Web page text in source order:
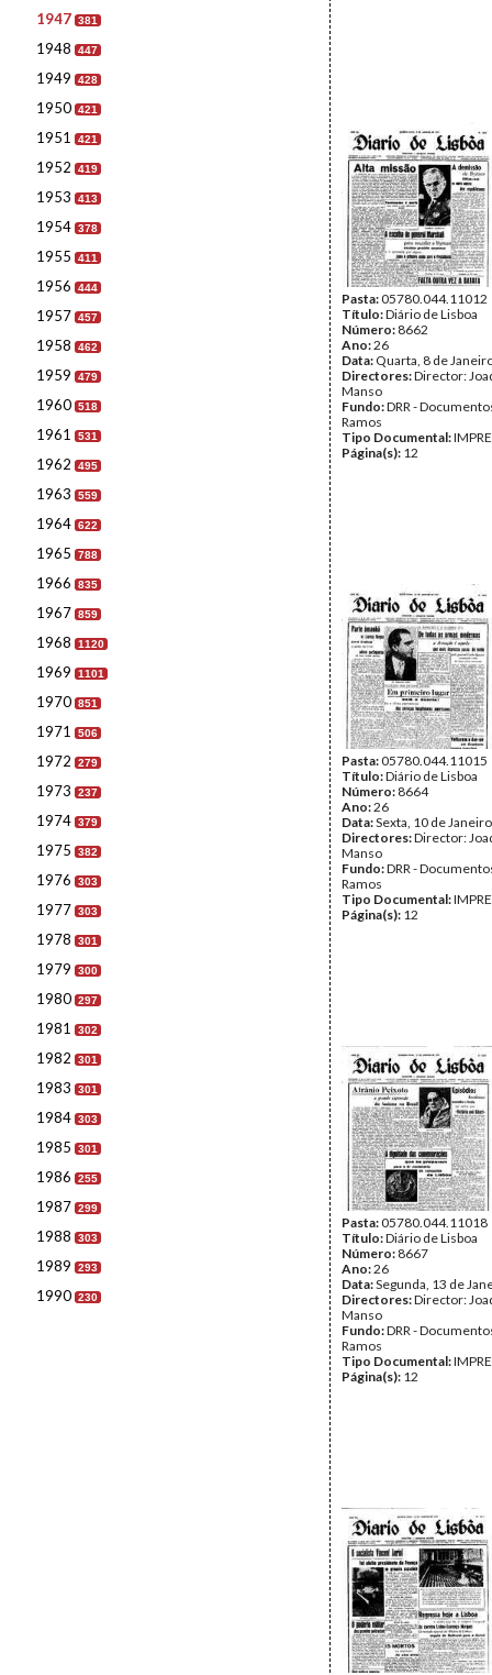
1947 381
1948 447
1949 428
1950 421
1951 421
1952 419
1953 413
1954 378
1955 411
1956 444
1957 457
1958 462
1959 479
1960 518
1961 531
1962 495
1963 559
1964 622
1965 788
1966 835
1967 859
1968 1120
1969 1101
1970 851
1971 506
1972 279
1973 237
1974 379
1975 382
1976 303
1977 303
1978 301
1979 300
1980 297
1981 302
1982 301
1983 301
1984 303
1985 301
1986 255
1987 299
1988 303
1989 293
1990 230
Pasta:05780.044.11012
Título:Diário de Lisboa
Número: 8662
Ano:26
Data: Quarta, 8 de
Directores:Director:
Manso
Fundo:DRR -
Ramos
Tipo Documental:
Página(s): 12
Pasta:05780.044.11015
Título:Diário de Lisboa
Número: 8664
Ano:26
Data:Sexta, 10 de
Directores:Director:
Manso
Fundo:DRR -
Ramos
Tipo Documental:
Página(s): 12
Pasta:05780.044.11018
Título:Diário de Lisboa
Número: 8667
Ano:26
Data:Segunda, 13 de
Directores:Director:
Manso
Fundo:DRR -
Ramos
Tipo Documental:
Página(s): 12